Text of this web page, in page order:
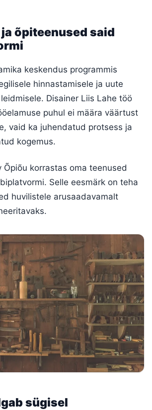
õpiteenused said
keskendus programmis
hinnastamisele ja uute
Disainer Liis Lahe töö
puhul ei määra väärtust
vaid ka juhendatud protsess ja
kogemus.
Õpiõu korrastas oma teenused
Selle eesmärk on teha
huvilistele arusaadavamalt
sügisel